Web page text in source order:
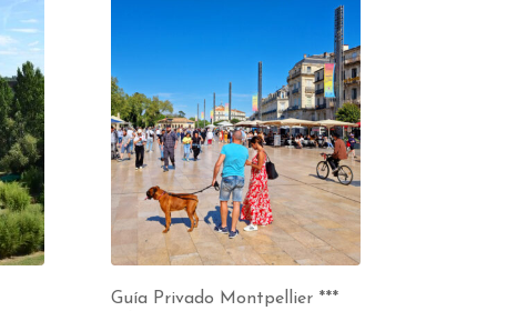
Guía Privado Montpellier ***